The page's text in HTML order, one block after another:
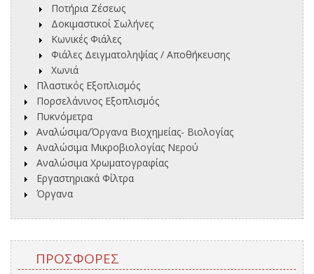
Ποτήρια Ζέσεως
Δοκιμαστικοί Σωλήνες
Κωνικές Φιάλες
Φιάλες Δειγματοληψίας / Αποθήκευσης
Χωνιά
Πλαστικός Εξοπλισμός
Πορσελάνινος Εξοπλισμός
Πυκνόμετρα
Αναλώσιμα/Όργανα Βιοχημείας- Βιολογίας
Αναλώσιμα Μικροβιολογίας Νερού
Αναλώσιμα Χρωματογραφίας
Εργαστηριακά Φίλτρα
Όργανα
ΠΡΟΣΦΟΡΈΣ